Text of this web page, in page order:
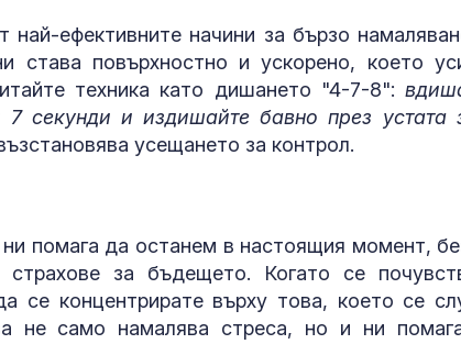
ефективните начини за бързо
става повърхностно и ускорено, което
техника като дишането "4-7-8":
секунди и издишайте бавно през устата
усещането за контрол.
помага да останем в настоящия момент,
за бъдещето. Когато се
се концентрирате върху това, което се
не само намалява стреса, но и ни